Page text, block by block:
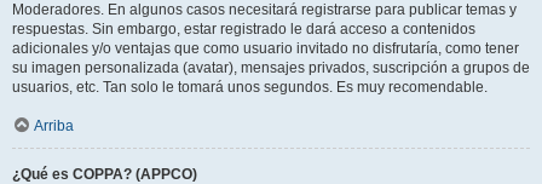
Moderadores. En algunos casos necesitará registrarse para publicar temas y
respuestas. Sin embargo, estar registrado le dará acceso a contenidos
adicionales y/o ventajas que como usuario invitado no disfrutaría, como tener
su imagen personalizada (avatar), mensajes privados, suscripción a grupos de
usuarios, etc. Tan solo le tomará unos segundos. Es muy recomendable.
Arriba
¿Qué es COPPA? (APPCO)